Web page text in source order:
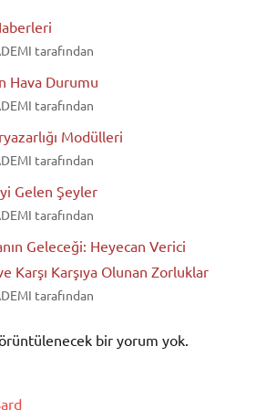
tarafından
Hava Durumu
tarafından
Modülleri
tarafından
Gelen Şeyler
tarafından
Geleceği: Heyecan Verici
Karşı Karşıya Olunan Zorluklar
tarafından
bir yorum yok.